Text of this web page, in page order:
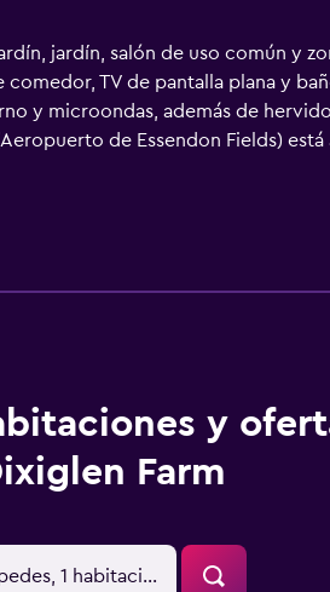
jardín, salón de uso común y
TV de pantalla plana y
y microondas, además de
de Essendon Fields)
y
Farm
1 habitación